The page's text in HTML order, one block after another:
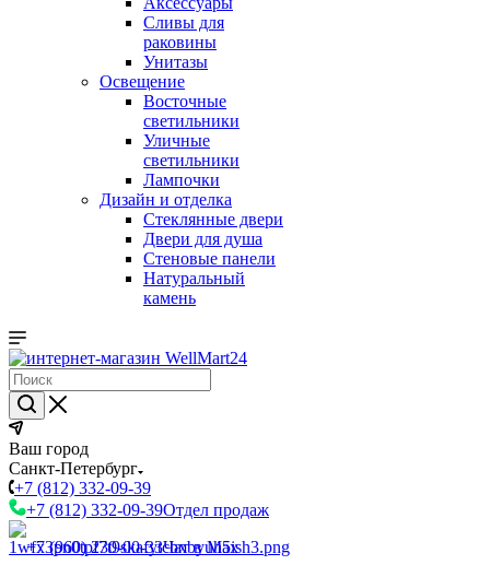
Сливы для
раковины
Унитазы
Освещение
Восточные
светильники
Уличные
светильники
Лампочки
Дизайн и отделка
Стеклянные двери
Двери для душа
Стеновые панели
Натуральный
камень
Ваш город
Санкт-Петербург
+7 (812) 332-09-39
+7 (812) 332-09-39Отдел продаж
+7 (960) 230-00-33Чат в Max